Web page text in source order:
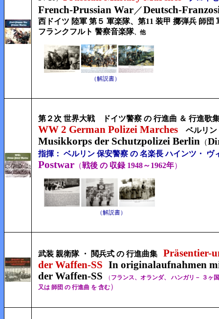
French-Prussian War／Deutsch-
西ドイツ 陸軍 第５ 軍楽隊、第11 装甲 擲弾兵 師団
フランクフルト 警察音楽隊、 他
（解説書）
第２次 世界大戦 ドイツ警察 の 行進曲 ＆ 行進歌
WW 2 German Polizei Marches ベルリン
Musikkorps der Schutzpolizei Berlin （
指揮： ベルリン 保安警察 の 名楽長 ハインツ・ ヴ
Postwar （戦後 の 収録 1948～1962年）
（解説書）
武装 親衛隊 ・ 閲兵式 の 行進曲集
Präsentier-
der Waffen-SS In originalaufnahmen
der Waffen-SS
（ フランス、オランダ、 ハンガリ－ ３ヶ
又は 師団 の 行進曲 を 含む）